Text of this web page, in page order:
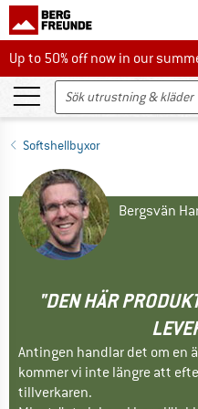
Up to 50% off now in our
Up to 50% off now in our
Softshellbyxor
Bergsvän
"DEN HÄR
Antingen handlar det om en
kommer vi inte längre att
tillverkaren.